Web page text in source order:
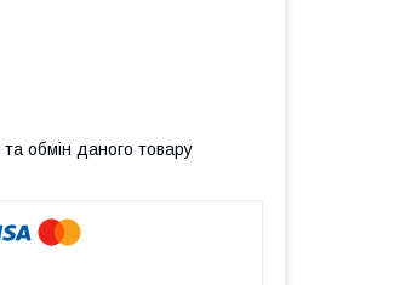
обмін даного товару